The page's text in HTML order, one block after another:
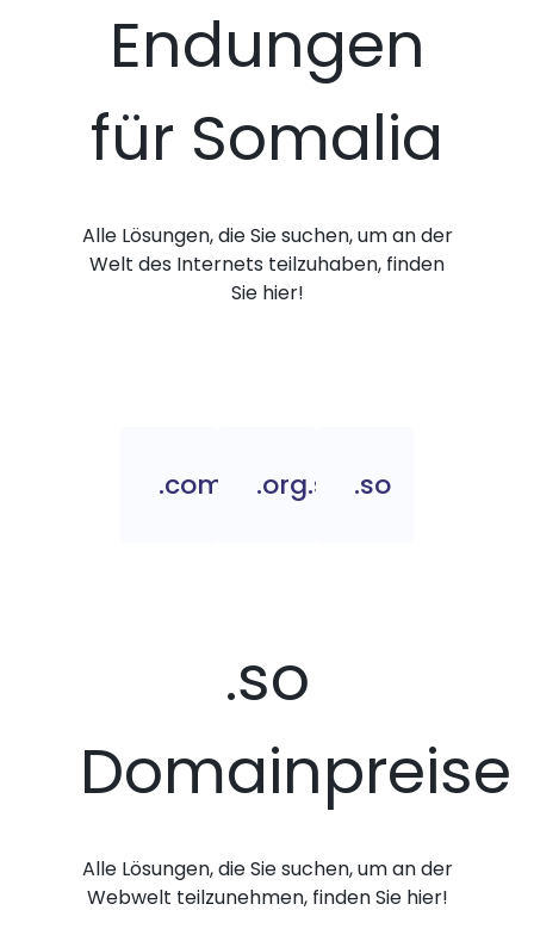
Endungen
für Somalia
Alle Lösungen, die Sie suchen, um an der
Welt des Internets teilzuhaben, finden
Sie hier!
.com.so.org.so .so
.so
Domainpreise
Alle Lösungen, die Sie suchen, um an der
Webwelt teilzunehmen, finden Sie hier!